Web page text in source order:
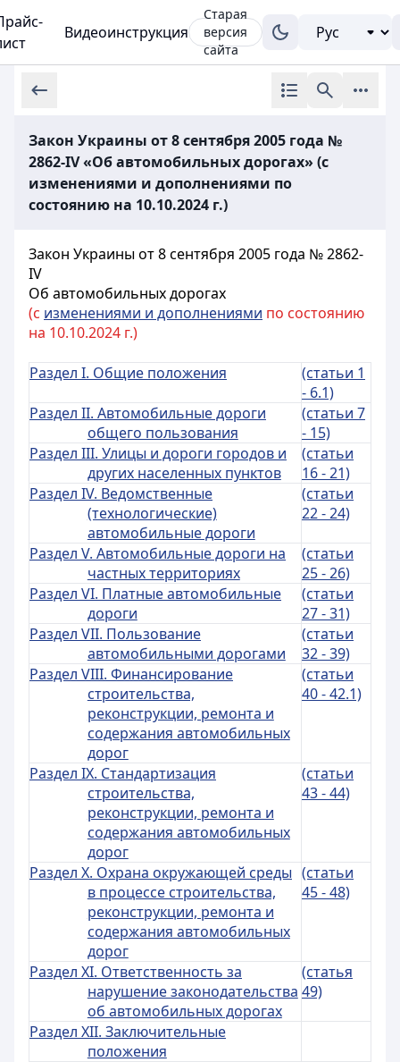
Видеоинструкция
Старая
версия
сайта
Закон Украины от 8 сентября 2005 года №
2862-IV «Об автомобильных дорогах» (с
изменениями и дополнениями по
состоянию на 10.10.2024 г.)
Закон Украины от 8 сентября 2005 года № 2862-
IV
Об автомобильных дорогах
(с изменениями и дополнениями по состоянию
на 10.10.2024 г.)
Раздел I. Общие положения
(статьи 1
- 6.1)
Раздел II. Автомобильные дороги
общего пользования
(статьи 7
- 15)
Раздел III. Улицы и дороги городов и
других населенных пунктов
(статьи
16 - 21)
Раздел IV. Ведомственные
(технологические)
автомобильные дороги
(статьи
22 - 24)
Раздел V. Автомобильные дороги на
частных территориях
(статьи
25 - 26)
Раздел VI. Платные автомобильные
дороги
(статьи
27 - 31)
Раздел VII. Пользование
автомобильными дорогами
(статьи
32 - 39)
Раздел VIII. Финансирование
строительства,
реконструкции, ремонта и
содержания автомобильных
дорог
(статьи
40 - 42.1)
Раздел IX. Стандартизация
строительства,
реконструкции, ремонта и
содержания автомобильных
дорог
(статьи
43 - 44)
Раздел X. Охрана окружающей среды
в процессе строительства,
реконструкции, ремонта и
содержания автомобильных
дорог
(статьи
45 - 48)
Раздел XI. Ответственность за
нарушение законодательства
об автомобильных дорогах
(статья
49)
Раздел XII. Заключительные
положения